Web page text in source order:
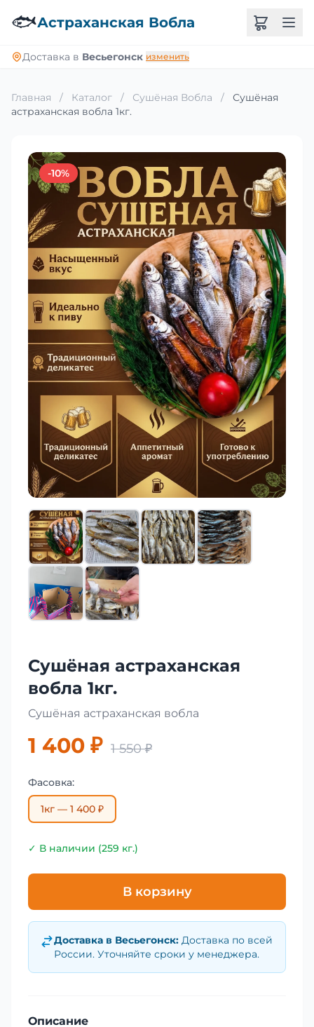
🐟Астраханская Вобла
Доставка в Весьегонск изменить
Главная / Каталог / Сушёная Вобла /
Сушёная
астраханская вобла 1кг.
-10%
Сушёная астраханская
вобла 1кг.
Сушёная астраханская вобла
1 400 ₽ 1 550 ₽
Фасовка:
1кг — 1 400 ₽
✓ В наличии (259 кг.)
В корзину
Доставка в Весьегонск: Доставка по всей
России. Уточняйте сроки у менеджера.
Описание